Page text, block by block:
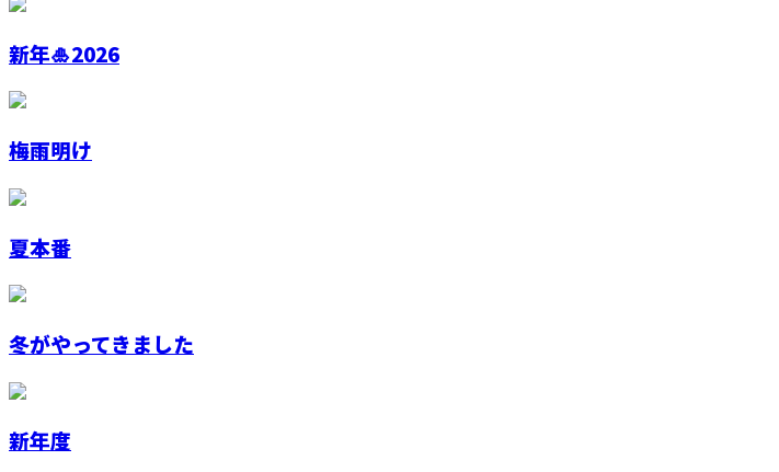
新年🎍2026
梅雨明け
夏本番
冬がやってきました
新年度